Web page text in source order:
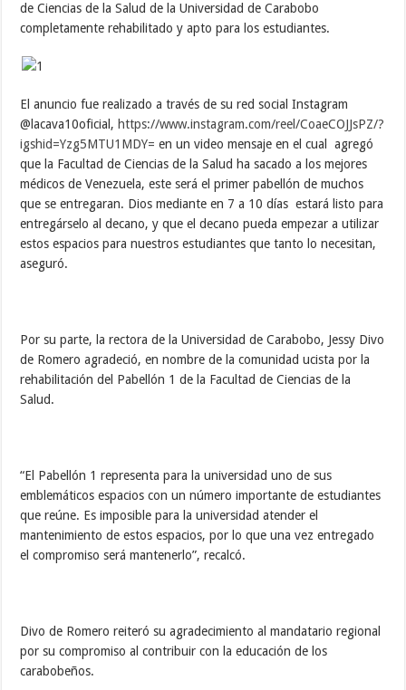
de Ciencias de la Salud de la Universidad de Carabobo
completamente rehabilitado y apto para los estudiantes.
El anuncio fue realizado a través de su red social Instagram
@lacava10oficial,https://www.instagram.com/reel/CoaeCOJJsPZ/?
igshid=Yzg5MTU1MDY= en un video mensaje en el cual agregó
que la Facultad de Ciencias de la Salud ha sacado a los mejores
médicos de Venezuela, este será el primer pabellón de muchos
que se entregaran. Dios mediante en 7 a 10 días estará listo para
entregárselo al decano, y que el decano pueda empezar a utilizar
estos espacios para nuestros estudiantes que tanto lo necesitan,
aseguró.
Por su parte, la rectora de la Universidad de Carabobo, Jessy Divo
de Romero agradeció, en nombre de la comunidad ucista por la
rehabilitación del Pabellón 1 de la Facultad de Ciencias de la
Salud.
“El Pabellón 1 representa para la universidad uno de sus
emblemáticos espacios con un número importante de estudiantes
que reúne. Es imposible para la universidad atender el
mantenimiento de estos espacios, por lo que una vez entregado
el compromiso será mantenerlo”, recalcó.
Divo de Romero reiteró su agradecimiento al mandatario regional
por su compromiso al contribuir con la educación de los
carabobeños.